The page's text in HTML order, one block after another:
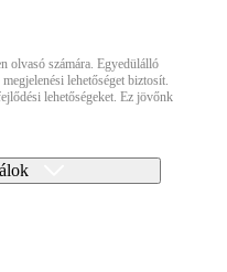
olvasó számára. Egyedülálló
lehetőséget biztosít.
lehetőségeket. Ez jövőnk